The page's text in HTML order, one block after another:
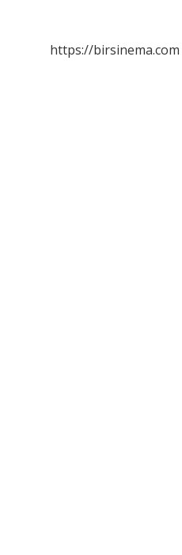
https://birsinema.com